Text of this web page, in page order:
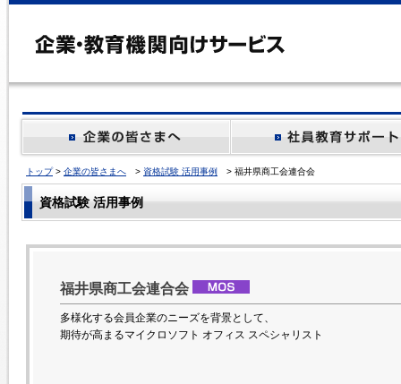
トップ> 企業の皆さまへ > 資格試験 活用事例 > 福井県商工会連合会
資格試験 活用事例
福井県商工会連合会
多様化する会員企業のニーズを背景として、
期待が高まるマイクロソフト オフィス スペシャリスト